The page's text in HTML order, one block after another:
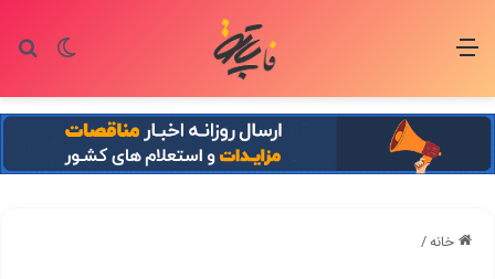
تغییر منو
خانه/